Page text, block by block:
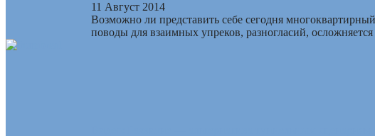
11 Август 2014
Возможно ли представить себе сегодня
поводы для взаимных упреков, разногласий,